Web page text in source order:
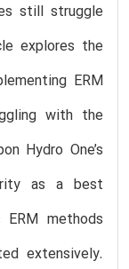
still struggle
explores the
ERM
with the
Hydro One’s
as a best
ERM methods
extensively.